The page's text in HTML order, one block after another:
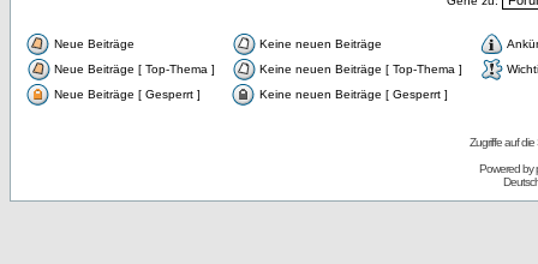
Neue Beiträge Keine neuen Beiträge
Neue Beiträge [ Top-Thema ]
Keine neuen Beiträge [ Top-Thema ]
Neue Beiträge [ Gesperrt ]
Keine neuen Beiträge [ Gesperrt ]
Zugriffe auf
Powered by